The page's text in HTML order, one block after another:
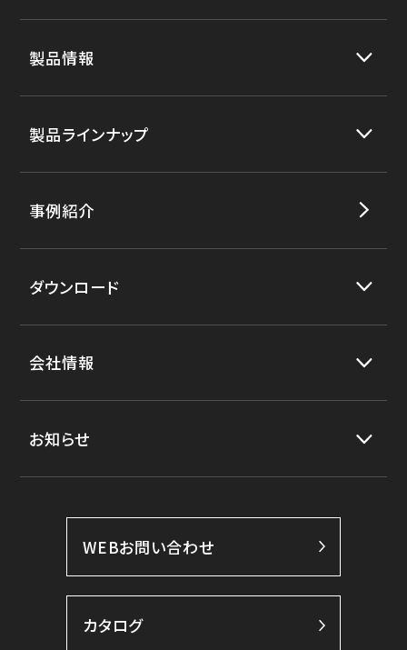
製品情報
製品ラインナップ
事例紹介
ダウンロード
会社情報
お知らせ
WEBお問い合わせ
カタログ